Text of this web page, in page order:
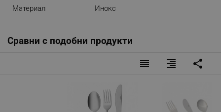
Материал Инокс
Сравни с подобни продукти
reorder format_align_right share